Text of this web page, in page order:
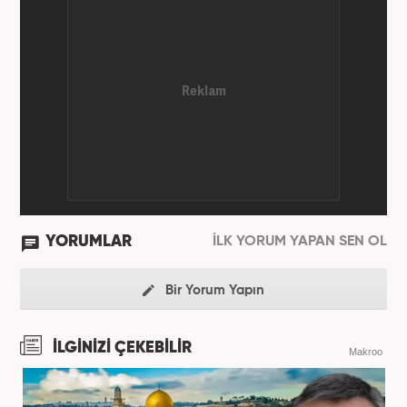
YORUMLAR İLK YORUM YAPAN SEN OL
Bir Yorum Yapın
İLGİNİZİ ÇEKEBİLİR Makroo